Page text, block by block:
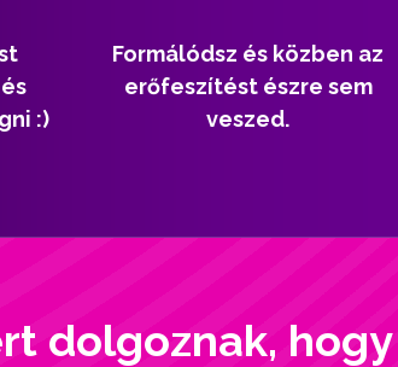
:)
Formálódsz és közben az
erőfeszítést észre sem
veszed.
dolgoznak,